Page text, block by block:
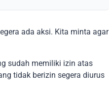
ada aksi. Kita minta agar
sudah memiliki izin atas
tidak berizin segera diurus